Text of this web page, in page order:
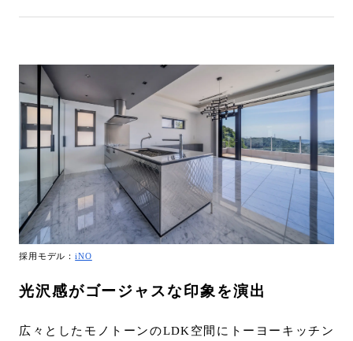
採用モデル：iNO
光沢感がゴージャスな印象を演出
広々としたモノトーンのLDK空間にトーヨーキッチン